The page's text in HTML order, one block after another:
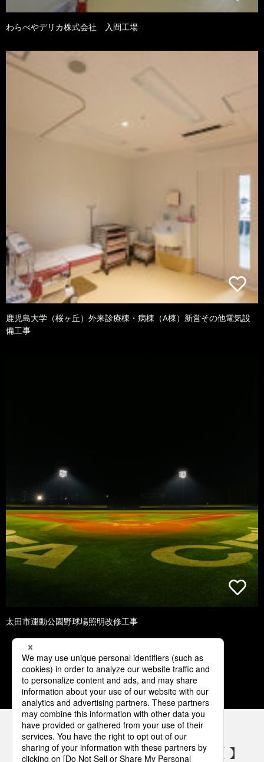
わらべやデリカ株式会社 入間工場
鹿児島大学（桜ヶ丘）外来診療棟・病棟（A棟）新営その他電気設
備工事
太田市運動公園野球場照明改修工事
1 2 3 4 5
パナソニックの電気設備 SNSアカウント